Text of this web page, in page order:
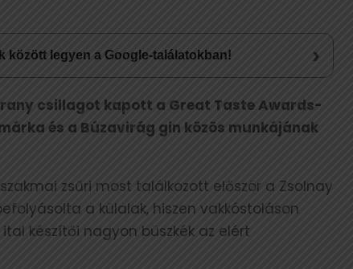
között legyen a Google-találatokban! ›
csillagot kapott a Great Taste Awards-
és a Búzavirág gin közös munkájának
zsűri most találkozott először a Zsolnay
a külalak, hiszen vakkóstoláson
készítői nagyon büszkék az elért